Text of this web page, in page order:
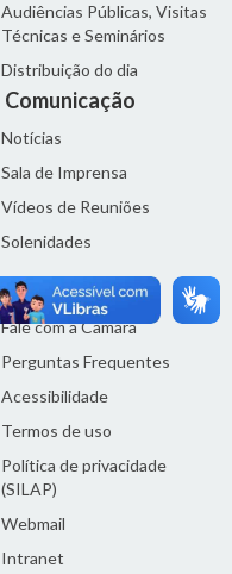
Audiências Públicas, Visitas
Técnicas e Seminários
Distribuição do dia
Comunicação
Notícias
Sala de Imprensa
Vídeos de Reuniões
Solenidades
Links Úteis
Fale com a Câmara
Perguntas Frequentes
Acessibilidade
Termos de uso
Política de privacidade
(SILAP)
Webmail
Intranet